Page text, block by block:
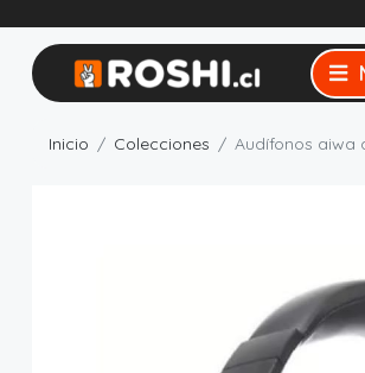
Inicio Colecciones Audífonos aiwa